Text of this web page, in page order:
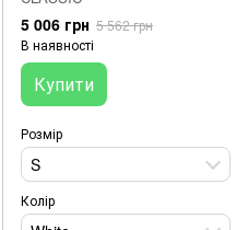
5 006 грн 5 562 грн
В наявності
Купити
Розмір
S
Колір